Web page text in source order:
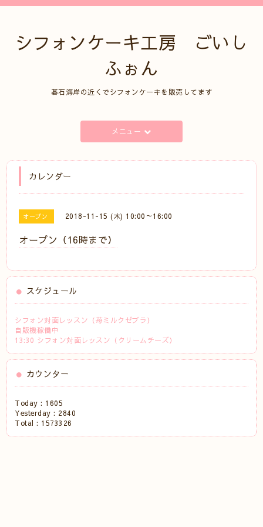
シフォンケーキ工房 ごいし
ふぉん
碁石海岸の近くでシフォンケーキを販売してます
メニュー
カレンダー
オープン 2018-11-15 (木) 10:00～16:00
オープン（16時まで）
スケジュール
シフォン対面レッスン（苺ミルクゼブラ）
自販機稼働中
13:30 シフォン対面レッスン（クリームチーズ）
カウンター
Today : 1605
Yesterday : 2840
Total : 1573326